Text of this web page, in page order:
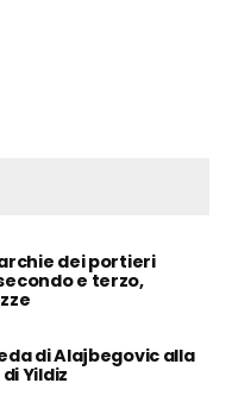
dei portieri
e terzo,
di Alajbegovic alla
Yildiz